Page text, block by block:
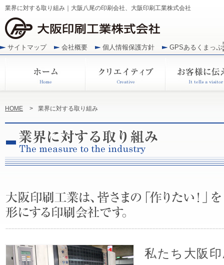
業界に対する取り組み｜大阪八尾の印刷会社、大阪印刷工業株式会社
サイトマップ 会社概要 個人情報保護方針 GPSあるくまっぷ
HOME > 業界に対する取り組み
私たち大阪